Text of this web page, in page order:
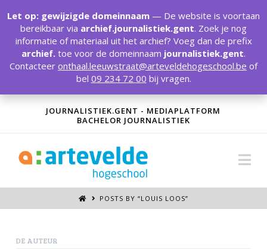
JOURNALISTIEK.GENT - MEDIAPLATFORM
BACHELOR JOURNALISTIEK
POSTS BY “LOUIS LOOS”
DE AUTEUR
Let op: gewijzigde domeinnaam — De website is voortaan
bereikbaar via archief.journalistiek.gent. Zoek je nog
informatie of materiaal uit het archief? Voeg dan de prefix
archief. toe voor de domeinnaam journalistiek.gent.
Contacteer onthaal.leeuwstraat@arteveldehogeschool.be of
bel 09 234 72 00 bij vragen.